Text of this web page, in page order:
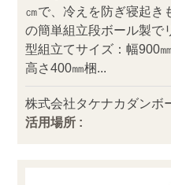
㎝で、冷えを防ぎ寝起き
の簡単組立段ボール製で
型組立てサイズ：幅900
高さ400㎜梱...
株式会社タケナカダンボ
活用場所 :